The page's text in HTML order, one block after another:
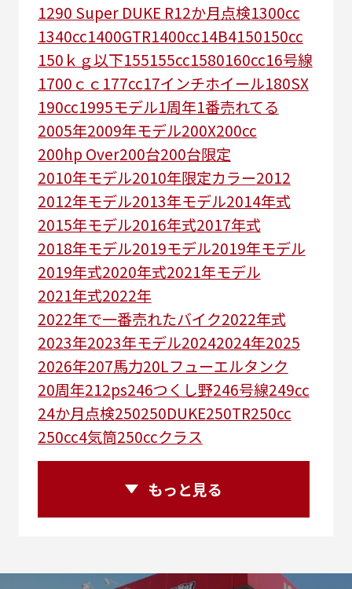
1290 Super DUKE R12か月点検1300cc
1340cc1400GTR1400cc14B4150150cc
150ｋｇ以下155155cc1580160cc16号線
1700ｃｃ 177cc17インチホイール180SX
190cc1995モデル1周年1番売れてる
2005年2009年モデル200X200cc
200hp Over200台200台限定
2010年モデル2010年限定カラー2012
2012年モデル2013年モデル2014年式
2015年モデル2016年式2017年式
2018年モデル2019モデル2019年モデル
2019年式2020年式2021年モデル
2021年式2022年
2022年で一番売れたバイク2022年式
2023年2023年モデル20242024年2025
2026年207馬力20Lフューエルタンク
20周年212ps246つくし野246号線249㏄
24か月点検250250DUKE250TR250cc
250cc4気筒250ccクラス
250ccスーパースポーツ250アメリカン
250ｃｃアドベンチャー250ｃｃツアラー
2年保証付き2月29日まで2本2気筒
もっと見る